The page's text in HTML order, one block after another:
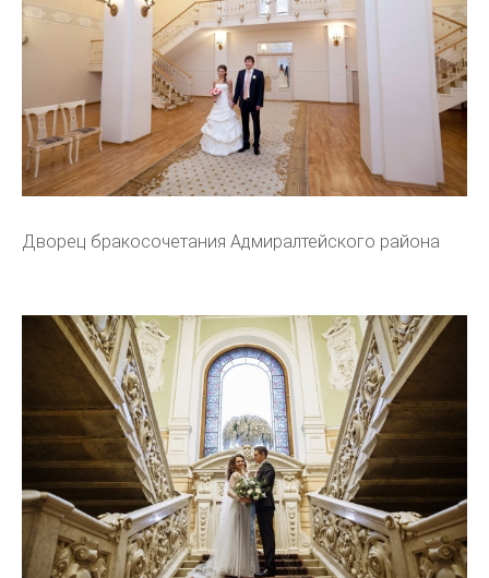
Дворец бракосочетания Адмиралтейского района